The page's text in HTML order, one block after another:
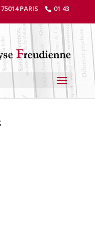
PARIS 01 43